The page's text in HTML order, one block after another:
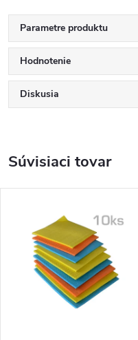
Parametre produktu
Hodnotenie
Diskusia
Súvisiaci tovar